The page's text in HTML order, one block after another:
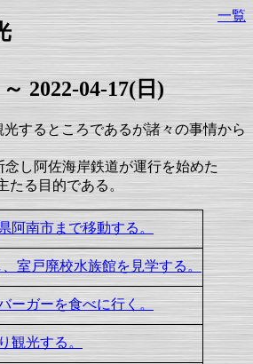
一覧
2022-04-17(日)
するところであるが諸々の事情から
念し阿佐海岸鉄道が運行を始めた
たる目的である。
阿南市まで移動する。
室戸廃校水族館を見学する。
ーガーを食べに行く。
観光する。